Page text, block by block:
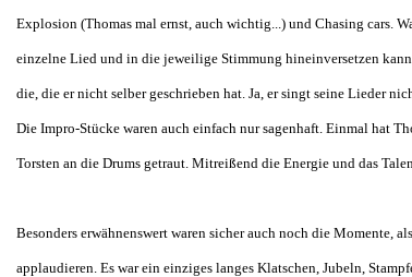
Explosion (Thomas mal ernst, auch wichtig...) und Chasing cars.
einzelne Lied und in die jeweilige Stimmung hineinversetzen
die, die er nicht selber geschrieben hat. Ja, er singt seine Lieder
Die Impro-Stücke waren auch einfach nur sagenhaft. Einmal hat
Torsten an die Drums getraut. Mitreißend die Energie und das
Besonders erwähnenswert waren sicher auch noch die Momente,
applaudieren. Es war ein einziges langes Klatschen, Jubeln,